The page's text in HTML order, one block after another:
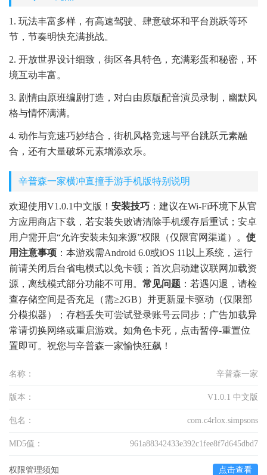
1. 玩法丰富多样，有高速驾驶、肆意破坏和平台跳跃等环
节，节奏明快充满挑战。
2. 开放世界设计细致，街区各具特色，充满彩蛋和秘密，环
境互动丰富。
3. 剧情由原班编剧打造，对白由原版配音演员录制，幽默风
格与情怀满满。
4. 动作与竞速巧妙结合，街机风格竞速与平台跳跃元素融
合，还有大量破坏元素增添欢乐。
辛普森一家横冲直撞手游手机版特别说明
欢迎使用V1.0.1中文版！ 安装技巧 ：建议在Wi-Fi环境下从官
方应用商店下载，若安装失败请清除手机缓存后重试；安卓
用户需开启“允许安装未知来源”权限（仅限官网渠道）。 使
用注意事项 ：本游戏需Android 6.0或iOS 11以上系统，运行
前请关闭后台省电模式以免卡顿；首次启动建议联网加载资
源，离线模式部分功能不可用。 常见问题 ：若遇闪退，请检
查存储空间是否充足（需≥2GB）并更新显卡驱动（仅限部
分模拟器）；存档丢失可尝试登录账号云同步；广告加载异
常请切换网络或重启游戏。如角色卡死，点击暂停-重置位
置即可。祝您与辛普森一家愉快狂飙！
名称： 辛普森一家
版本： V1.0.1 中文版
包名： com.c4rlox.simpsons
MD5值： 961a88342433e392c1fee8f7d645dbd7
权限管理须知 点击查看